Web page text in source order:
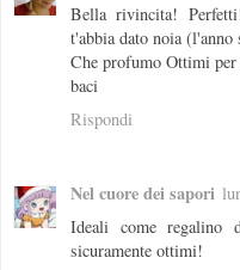
Bella rivincita!
t'abbia dato noia
Che profumo Ottimi
baci
Rispondi
Nel cuore dei sapori
Ideali come regalino
sicuramente ottimi!